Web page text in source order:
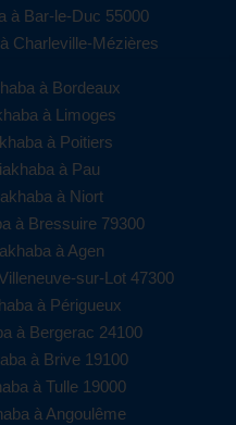
à Bar-le-Duc 55000
Charleville-Mézières
à Bordeaux
à Limoges
à Poitiers
à Pau
à Niort
à Bressuire 79300
à Agen
sur-Lot 47300
à Périgueux
à Bergerac 24100
à Brive 19100
à Tulle 19000
à Angoulême